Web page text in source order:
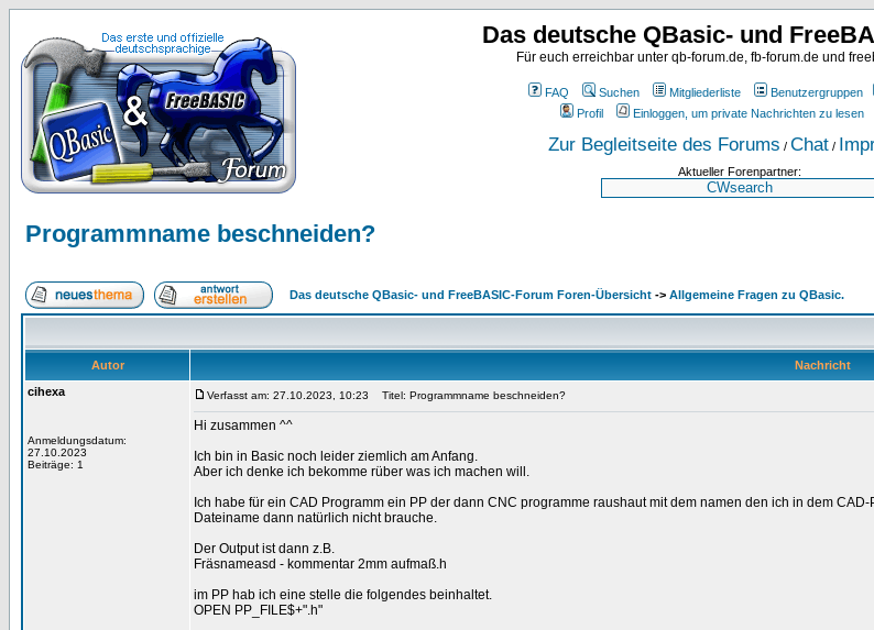
Das deutsche QBasic- und
Für euch erreichbar unter qb-forum.de, fb-forum.de und
FAQ Suchen Mitgliederliste Benutzergruppen
Profil
Einloggen, um private Nachrichten zu lesen
Zur Begleitseite des Forums / Chat /
Aktueller Forenpartner:
Programmname beschneiden?
Das deutsche QBasic- und FreeBASIC-Forum Foren-Übersicht -> Allgemeine Fragen zu QBasic.
Autor
Nachricht
cihexa
Anmeldungsdatum:
27.10.2023
Beiträge: 1
Verfasst am: 27.10.2023, 10:23 Titel: Programmname beschneiden?
Hi zusammen ^^
Ich bin in Basic noch leider ziemlich am Anfang.
Aber ich denke ich bekomme rüber was ich machen will.
Ich habe für ein CAD Programm ein PP der dann CNC programme raushaut mit dem namen den ich in dem
Dateiname dann natürlich nicht brauche.
Der Output ist dann z.B.
Fräsnameasd - kommentar 2mm aufmaß.h
im PP hab ich eine stelle die folgendes beinhaltet.
OPEN PP_FILE$+".h"